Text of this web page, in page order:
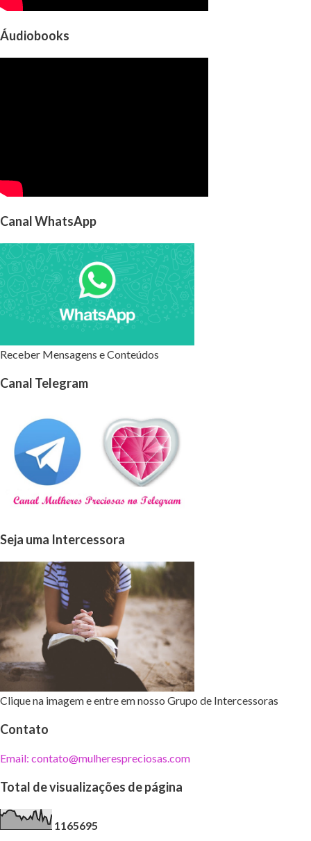
Áudiobooks
Canal WhatsApp
Receber Mensagens e Conteúdos
Canal Telegram
Seja uma Intercessora
Clique na imagem e entre em nosso Grupo de Intercessoras
Contato
Email: contato@mulherespreciosas.com
Total de visualizações de página
1165695